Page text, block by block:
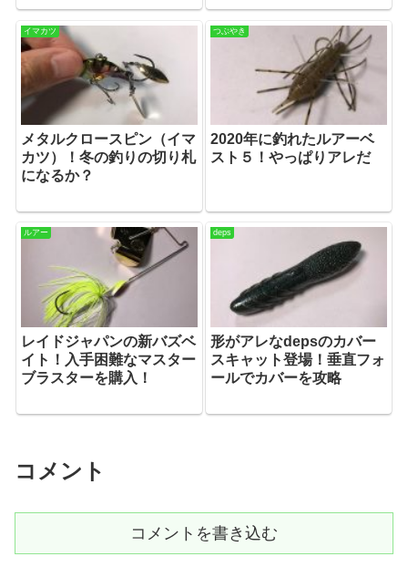
イマカツ
メタルクロースピン（イマ
カツ）！冬の釣りの切り札
になるか？
つぶやき
2020年に釣れたルアーベ
スト５！やっぱりアレだ
ルアー
レイドジャパンの新バズベ
イト！入手困難なマスター
ブラスターを購入！
deps
形がアレなdepsのカバー
スキャット登場！垂直フォ
ールでカバーを攻略
コメント
コメントを書き込む